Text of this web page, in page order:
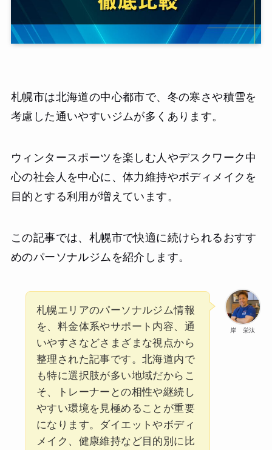
札幌市は北海道の中心都市で、冬の寒さや積雪を
考慮した通いやすいジムが多くあります。
ウィンタースポーツを楽しむ人やデスクワーク中
心の社会人を中心に、体力維持やボディメイクを
目的とする利用が増えています。
この記事では、札幌市で快適に続けられるおすす
めのパーソナルジムを紹介します。
岸 栄汰
札幌エリアのパーソナルジム情報
を、料金体系やサポート内容、通
いやすさなどさまざまな視点から
整理された記事です。北海道内で
も特に選択肢が多い地域だからこ
そ、トレーナーとの相性や継続し
やすい環境を見極めることが重要
になります。ダイエットやボディ
メイク、健康維持など目的別に比